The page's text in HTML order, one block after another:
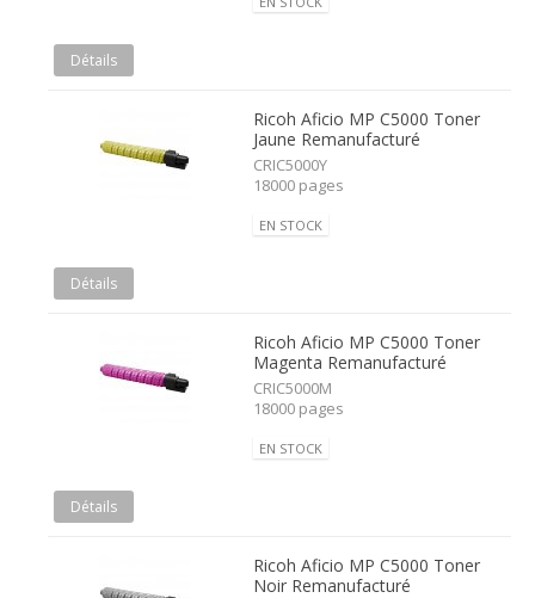
Détails
Ricoh Aficio MP C5000 Toner
Jaune Remanufacturé
CRIC5000Y
18000 pages
EN STOCK
Détails
Ricoh Aficio MP C5000 Toner
Magenta Remanufacturé
CRIC5000M
18000 pages
EN STOCK
Détails
Ricoh Aficio MP C5000 Toner
Noir Remanufacturé